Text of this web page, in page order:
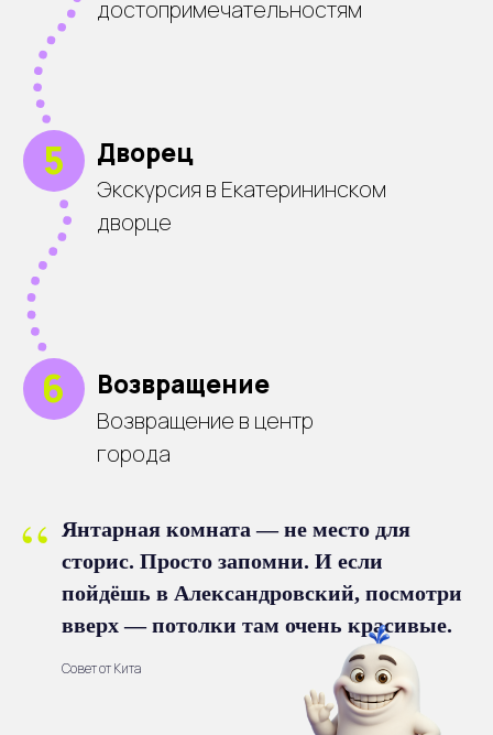
“
Янтарная комната — не место для
сторис. Просто запомни. И если
пойдёшь в Александровский, посмотри
вверх — потолки там очень красивые.
Совет от Кита